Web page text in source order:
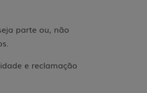
parte ou, não
e reclamação